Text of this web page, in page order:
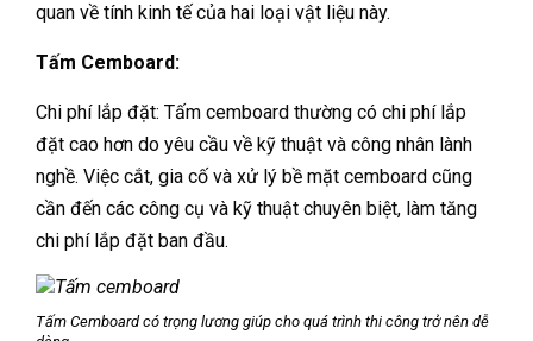
quan về tính kinh tế của hai loại vật liệu này.
Tấm Cemboard:
Chi phí lắp đặt: Tấm cemboard thường có chi phí lắp
đặt cao hơn do yêu cầu về kỹ thuật và công nhân lành
nghề. Việc cắt, gia cố và xử lý bề mặt cemboard cũng
cần đến các công cụ và kỹ thuật chuyên biệt, làm tăng
chi phí lắp đặt ban đầu.
Tấm Cemboard có trọng lương giúp cho quá trình thi công trở nên dễ